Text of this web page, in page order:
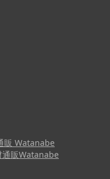
販 Watanabe
通販Watanabe